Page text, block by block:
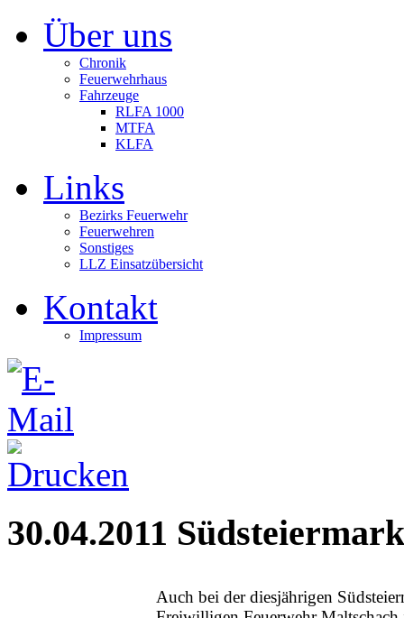
Über uns
Chronik
Feuerwehrhaus
Fahrzeuge
RLFA 1000
MTFA
KLFA
Links
Bezirks Feuerwehr
Feuerwehren
Sonstiges
LLZ Einsatzübersicht
Kontakt
Impressum
30.04.2011
Auch bei der diesjährigen